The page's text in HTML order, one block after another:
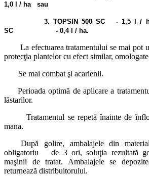
1,0 l / ha sau
3. TOPSIN 500 SC - 1,5 l /
SC - 0,4 l / ha.
La efectuarea tratamentului se mai pot
protecţia plantelor cu efect similar,
Se mai combat şi acarienii.
Perioada optimă de aplicare a
lăstarilor.
Tratamentul se repetă înainte de
mana.
După golire, ambalajele din
obligatoriu de 3 ori, soluţia rezultată
maşinii de tratat. Ambalajele se
returnează distribuitorului.